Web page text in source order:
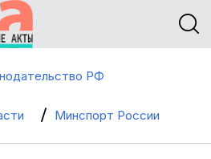
РФ
Минспорт России